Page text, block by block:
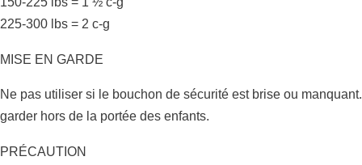
225-300 lbs = 2 c-g
MISE EN GARDE
Ne pas utiliser si le bouchon de sécurité est brise ou manquant.
garder hors de la portée des enfants.
PRÉCAUTION